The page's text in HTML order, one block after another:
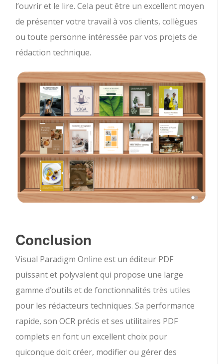
l’ouvrir et le lire. Cela peut être un excellent moyen
de présenter votre travail à vos clients, collègues
ou toute personne intéressée par vos projets de
rédaction technique.
Conclusion
Visual Paradigm Online est un éditeur PDF
puissant et polyvalent qui propose une large
gamme d’outils et de fonctionnalités très utiles
pour les rédacteurs techniques. Sa performance
rapide, son OCR précis et ses utilitaires PDF
complets en font un excellent choix pour
quiconque doit créer, modifier ou gérer des